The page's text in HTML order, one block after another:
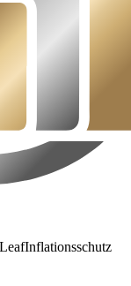
Inflationsschutz